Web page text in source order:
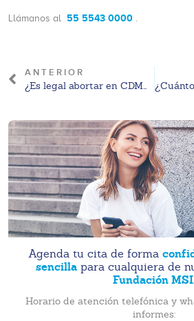
Llámanos al 55 5543 0000 .
ANTERIOR
¿Es legal abortar en CDMX en 2026? Marco legal y derechos vigentes
Agenda tu cita de forma
sencilla para cualquiera de
Fundación
Horario de atención telefónica y
informes: